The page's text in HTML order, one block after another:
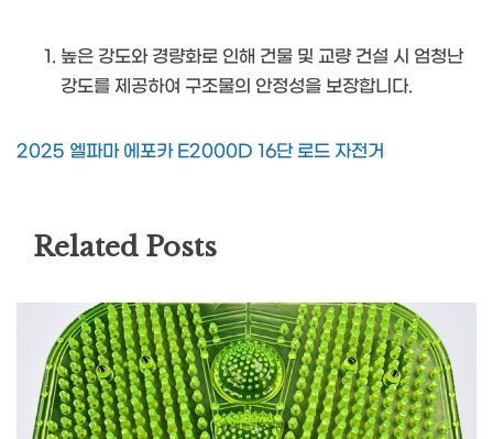
높은 강도와 경량화로 인해 건물 및 교량 건설 시 엄청난
강도를 제공하여 구조물의 안정성을 보장합니다.
2025 엘파마 에포카 E2000D 16단 로드 자전거
Related Posts